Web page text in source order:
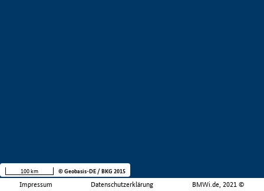
Impressum Datenschutzerklärung BMWi.de, 2021 ©
100 km © Geobasis-DE / BKG 2015